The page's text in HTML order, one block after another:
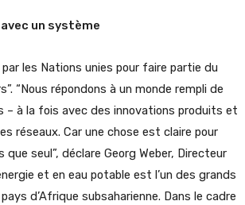
un système
les Nations unies pour faire partie du
“Nous répondons à un monde rempli de
– à la fois avec des innovations produits et
réseaux. Car une chose est claire pour
seul”, déclare Georg Weber, Directeur
et en eau potable est l’un des grands
d’Afrique subsaharienne. Dans le cadre